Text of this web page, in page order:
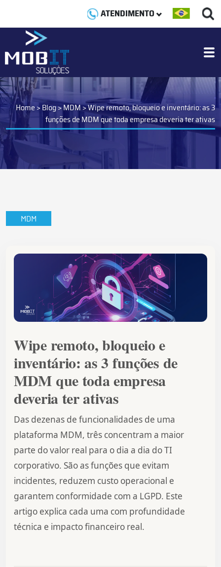
ATENDIMENTO
Home> Blog>MDM>Wipe remoto, bloqueio e inventário: as 3
funções de MDM que toda empresa deveria ter ativas
MDM
Wipe remoto, bloqueio e
inventário: as 3 funções de
MDM que toda empresa
deveria ter ativas
Das dezenas de funcionalidades de uma
plataforma MDM, três concentram a maior
parte do valor real para o dia a dia do TI
corporativo. São as funções que evitam
incidentes, reduzem custo operacional e
garantem conformidade com a LGPD. Este
artigo explica cada uma com profundidade
técnica e impacto financeiro real.